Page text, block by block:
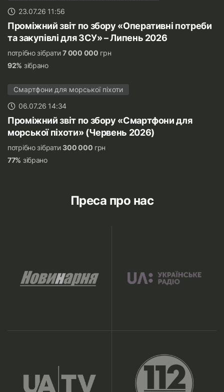
23.07.26 11:56
Проміжний звіт по збору «Оперативні потреби
та закупівлі для ЗСУ» – Липень 2026
потрібно зібрати7 000 000 грн
92% зібрано
Смартфони для морської піхоти
06.07.26 14:34
Проміжний звіт по збору «Смартфони для
морської піхоти» (Червень 2026)
потрібно зібрати300 000 грн
77% зібрано
Преса про нас